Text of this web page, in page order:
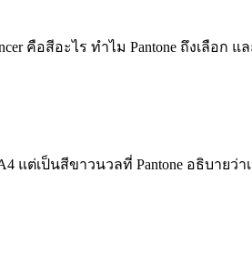
คือสีอะไร ทำไม Pantone ถึงเลือ
แต่เป็นสีขาวนวลที่ Pantone อธิบายว่า